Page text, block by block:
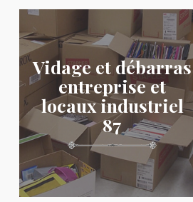
Vidage et débarras
entreprise et
locaux industriel
87